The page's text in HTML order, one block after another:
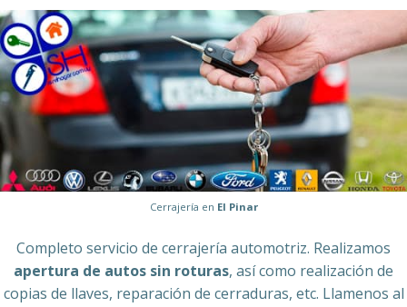
Cerrajería en El Pinar
Completo servicio de cerrajería automotriz. Realizamos
apertura de autos sin roturas, así como realización de
copias de llaves, reparación de cerraduras, etc. Llamenos al